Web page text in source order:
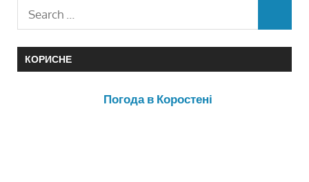
КОРИСНЕ
Погода в Коростені